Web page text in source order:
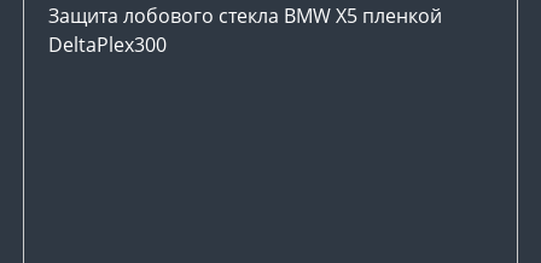
Защита лобового стекла BMW X5 пленкой
DeltaPlex300